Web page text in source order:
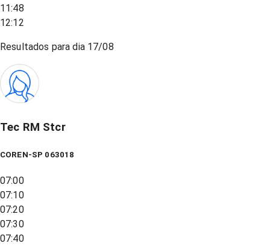
11:48
12:12
Resultados para dia 17/08
Tec RM Stcr
COREN-SP 063018
07:00
07:10
07:20
07:30
07:40